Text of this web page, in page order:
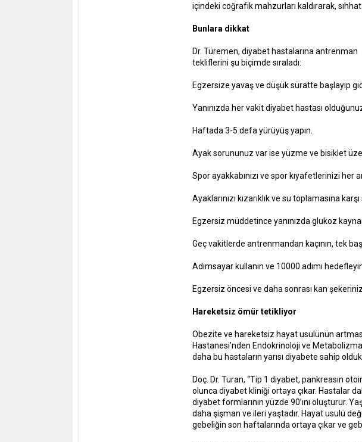
içindeki coğrafik mahzurları kaldırarak,
Bunlara dikkat
Dr. Türemen, diyabet hastalarına antrenman
tekliflerini şu biçimde sıraladı:
Egzersize yavaş ve düşük süratte başlayıp
Yanınızda her vakit diyabet hastası
Haftada 3-5 defa yürüyüş yapın.
Ayak sorununuz var ise yüzme ve bisiklet
Spor ayakkabınızı ve spor kıyafetlerinizi her
Ayaklarınızı kızarıklık ve su toplamasına
Egzersiz müddetince yanınızda glukoz
Geç vakitlerde antrenmandan kaçının, tek
Adımsayar kullanın ve 10000 adımı
Egzersiz öncesi ve daha sonrası kan
Hareketsiz ömür tetikliyor
Obezite ve hareketsiz hayat usulünün
Hastanesi’nden Endokrinoloji ve
daha bu hastaların yarısı diyabete sahip
Doç. Dr. Turan, “Tip 1 diyabet, pankreasın
olunca diyabet kliniği ortaya çıkar. Hastalar
diyabet formlarının yüzde 90’ını oluşturur.
daha şişman ve ileri yaştadır. Hayat usulü
gebeliğin son haftalarında ortaya çıkar ve